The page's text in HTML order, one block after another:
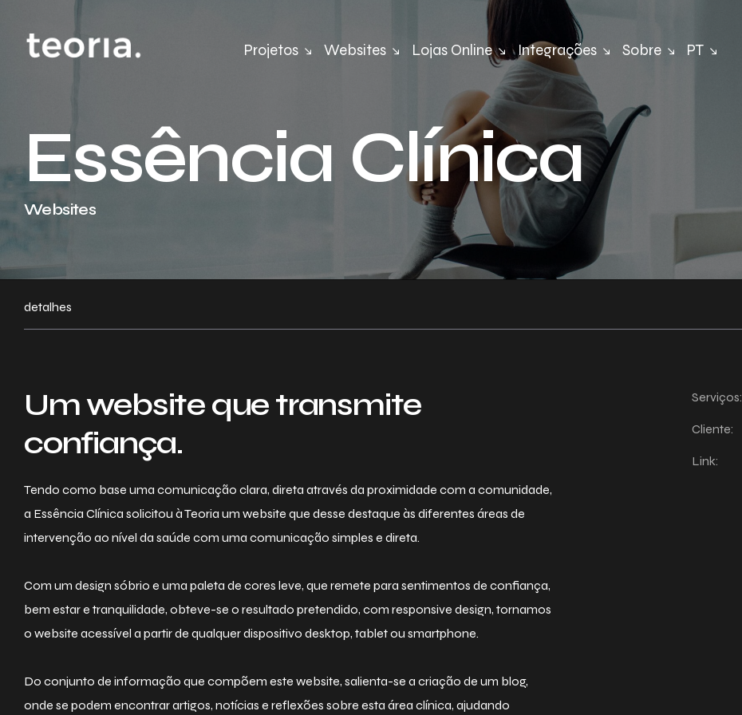
Projetos Websites Lojas Online Integrações Sobre PT
Essência Clínica
Websites
detalhes
Um website que transmite
confiança.
Tendo como base uma comunicação clara, direta através da proximidade com a comunidade,
a Essência Clínica solicitou à Teoria um website que desse destaque às diferentes áreas de
intervenção ao nível da saúde com uma comunicação simples e direta.
Com um design sóbrio e uma paleta de cores leve, que remete para sentimentos de confiança,
bem estar e tranquilidade, obteve-se o resultado pretendido, com responsive design, tornamos
o website acessível a partir de qualquer dispositivo desktop, tablet ou smartphone.
Do conjunto de informação que compõem este website, salienta-se a criação de um blog,
onde se podem encontrar artigos, notícias e reflexões sobre esta área clínica, ajudando
Serviços:
Cliente:
Link: